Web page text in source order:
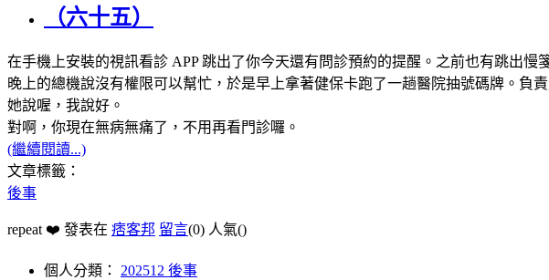
（六十五）
在手機上安裝的視訊看診 APP 跳出了你今天還有問診預約的提醒。之前也有跳出
晚上的總機說沒有權限可以幫忙，於是早上拿著健保卡跑了一趟醫院抽號碼牌。
她說喔，我說好。
對啊，你現在無病無痛了，不用再看門診囉。
(繼續閱讀...)
文章標籤：
後事
repeat ❤️ 發表在 痞客邦 留言(0) 人氣()
個人分類： 202512 後事